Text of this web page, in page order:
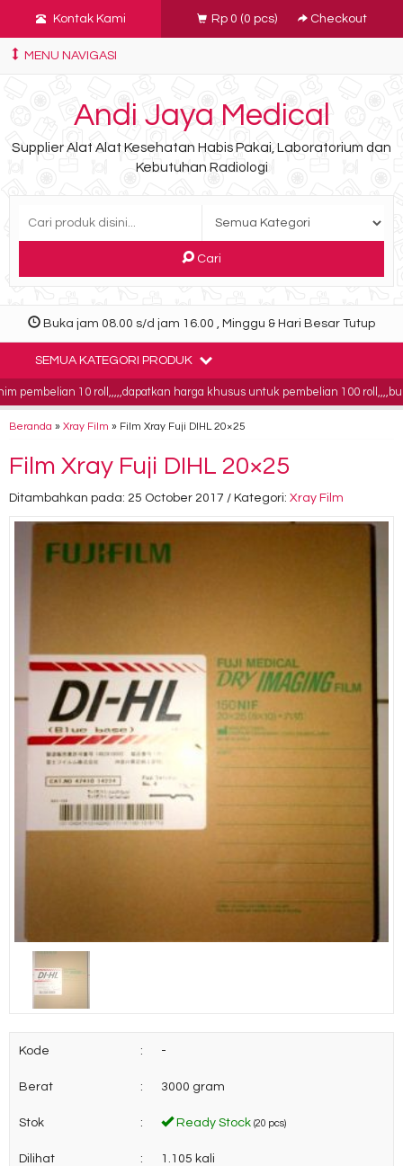
Kontak Kami Rp 0 (0 pcs) Checkout
MENU NAVIGASI
Andi Jaya Medical
Supplier Alat Alat Kesehatan Habis Pakai, Laboratorium dan
Kebutuhan Radiologi
Cari
Buka jam 08.00 s/d jam 16.00 , Minggu & Hari Besar Tutup
SEMUA KATEGORI PRODUK
10 roll,,,,,dapatkan harga khusus untuk pembelian 100
Beranda » Xray Film » Film Xray Fuji DIHL 20×25
Film Xray Fuji DIHL 20×25
Ditambahkan pada: 25 October 2017 / Kategori: Xray Film
Kode : -
Berat : 3000 gram
Stok : Ready Stock (20 pcs)
Dilihat : 1.105 kali